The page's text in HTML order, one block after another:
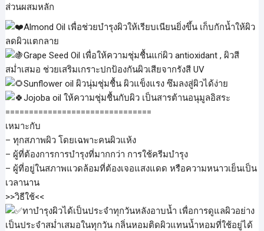
ส่วนผสมหลัก
Almond Oil เพื่อช่วยบำรุงผิวให้เรียบเนียนยิ่งขึ้น เก็บกักน้ำให้ผิว
ลดผิวแตกลาย
Grape Seed Oil เพื่อให้ความชุ่มชื้นแก่ผิว antioxidant , ผิวสี
สม่ำเสมอ ช่วยเสริมเกราะปกป้องกันผิวเสียจากรังสี UV
Sunflower oil ผิวนุ่มชุ่มชื้น ผิวแข็งแรง ซึมลงสู่ผิวได้ง่าย
Jojoba oil ให้ความชุ่มชื้นกับผิว เป็นสารต้านอนุมูลอิสระ
===============================
เหมาะกับ
– ทุกสภาพผิว โดยเฉพาะคนผิวแห้ง
– ผู้ที่ต้องการการบำรุงที่มากกว่า การใช้ครีมบำรุง
– ผู้ที่อยู่ในสภาพแวดล้อมที่ต้องเจอแสงแดด หรือความหนาวเย็นเป็น
เวลานาน
>>วิธีใช้<<
ทาบำรุงผิวได้เป็นประจำทุกวันหลังอาบน้ำ เพื่อการดูแลผิวอย่าง
เป็นประจำสม่ำเสมอในทุกวัน กลิ่นหอมติดผิวแทนน้ำหอมที่ใช้อยู่ได้